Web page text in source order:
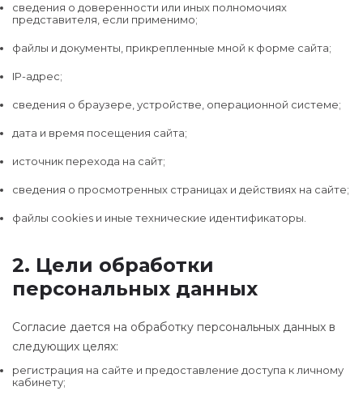
сведения о доверенности или иных полномочиях
представителя, если применимо;
файлы и документы, прикрепленные мной к форме сайта;
IP-адрес;
сведения о браузере, устройстве, операционной системе;
дата и время посещения сайта;
источник перехода на сайт;
сведения о просмотренных страницах и действиях на сайте;
файлы cookies и иные технические идентификаторы.
2. Цели обработки
персональных данных
Согласие дается на обработку персональных данных в
следующих целях:
регистрация на сайте и предоставление доступа к личному
кабинету;